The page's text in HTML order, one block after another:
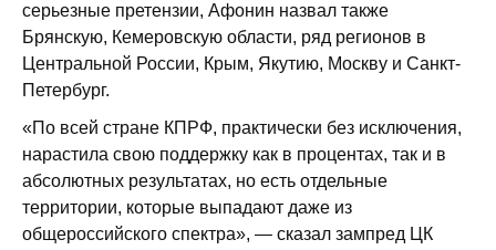
серьезные претензии, Афонин назвал также
Брянскую, Кемеровскую области, ряд регионов в
Центральной России, Крым, Якутию, Москву и Санкт-
Петербург.
«По всей стране КПРФ, практически без исключения,
нарастила свою поддержку как в процентах, так и в
абсолютных результатах, но есть отдельные
территории, которые выпадают даже из
общероссийского спектра», — сказал зампред ЦК